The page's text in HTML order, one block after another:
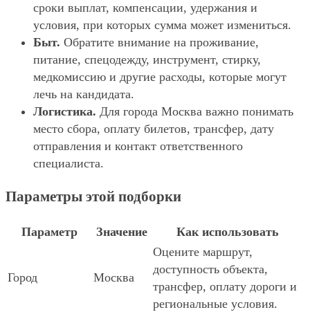
сроки выплат, компенсации, удержания и
условия, при которых сумма может измениться.
Быт. Обратите внимание на проживание,
питание, спецодежду, инструмент, стирку,
медкомиссию и другие расходы, которые могут
лечь на кандидата.
Логистика. Для города Москва важно понимать
место сбора, оплату билетов, трансфер, дату
отправления и контакт ответственного
специалиста.
Параметры этой подборки
Параметр Значение Как использовать
Город Москва
Оцените маршрут,
доступность объекта,
трансфер, оплату дороги и
региональные условия.